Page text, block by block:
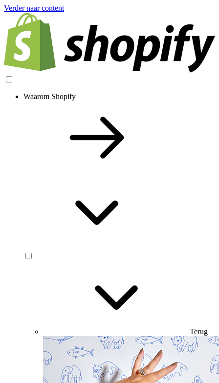
Verder naar content
Waarom Shopify
Terug